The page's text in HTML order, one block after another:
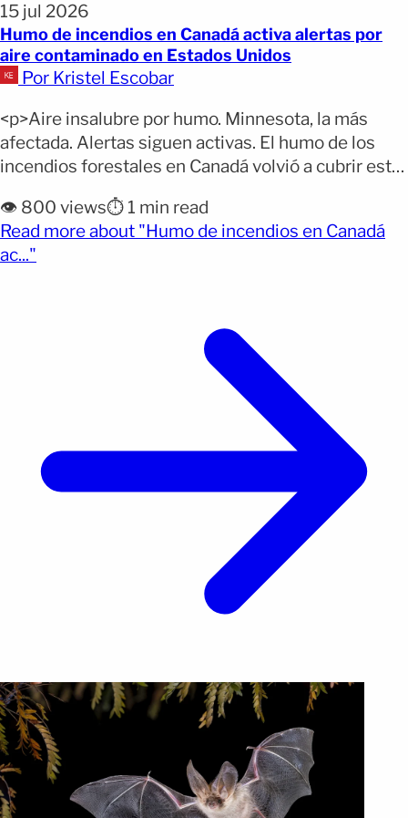
15 jul 2026
Humo de incendios en Canadá activa alertas por
aire contaminado en Estados Unidos
Por Kristel Escobar
<p>Aire insalubre por humo. Minnesota, la más
afectada. Alertas siguen activas. El humo de los
incendios forestales en Canadá volvió a cubrir este
Unidos. La contaminación provocó alertas por mala
calidad del aire por tercer día consecutivo en varios
estados de la región. Las advertencias fueron
👁️ 800 views⏱️ 1 min read
Read more about "Humo de incendios en Canadá
ac..."